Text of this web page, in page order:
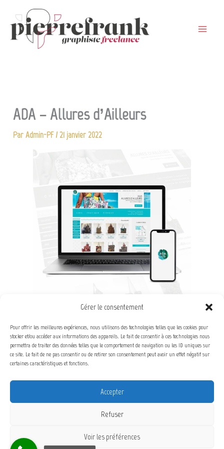
Gérer le consentement
Pour offrir les meilleures expériences, nous utilisons des technologies telles que les cookies pour
stocker et/ou accéder aux informations des appareils. Le fait de consentir à ces technologies nous
permettra de traiter des données telles que le comportement de navigation ou les ID uniques sur
ce site. Le fait de ne pas consentir ou de retirer son consentement peut avoir un effet négatif sur
certaines caractéristiques et fonctions.
Accepter
Refuser
Voir les préférences
contenu
ADA – Allures d’Ailleurs
ParAdmin-PF /21 janvier 2022
Categories :web
PRÉCÉDENT SUIVANT
Copyright © 2026 Pierre Frank